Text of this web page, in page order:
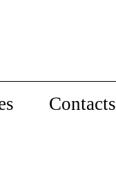
Contacts